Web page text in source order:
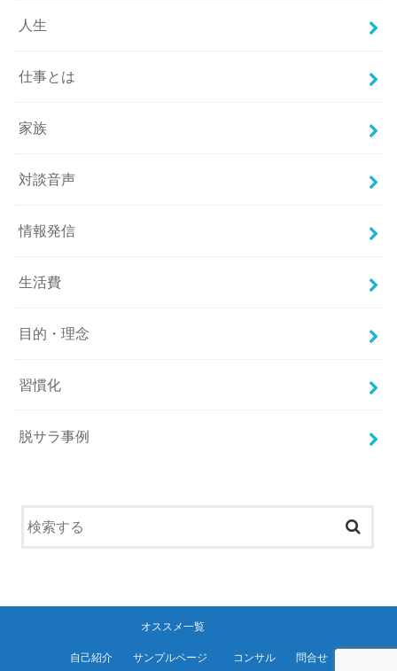
人生
仕事とは
家族
対談音声
情報発信
生活費
目的・理念
習慣化
脱サラ事例
自己紹介
オススメ一覧
サンプルページ コンサル 問合せ